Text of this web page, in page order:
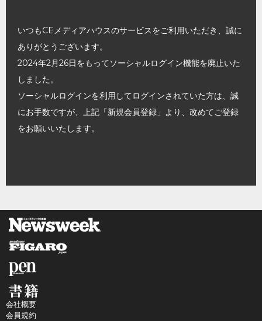
いつもCEメディアハウスのサービスをご利用いただき、誠に
ありがとうございます。
2024年2月26日をもってソーシャルログイン機能を廃止いた
しました。
ソーシャルログインを利用してログインされていた方は、誠
にお手数ですが、上記「新規会員登録」より、改めてご登録
をお願いいたします。
会社概要
会員規約